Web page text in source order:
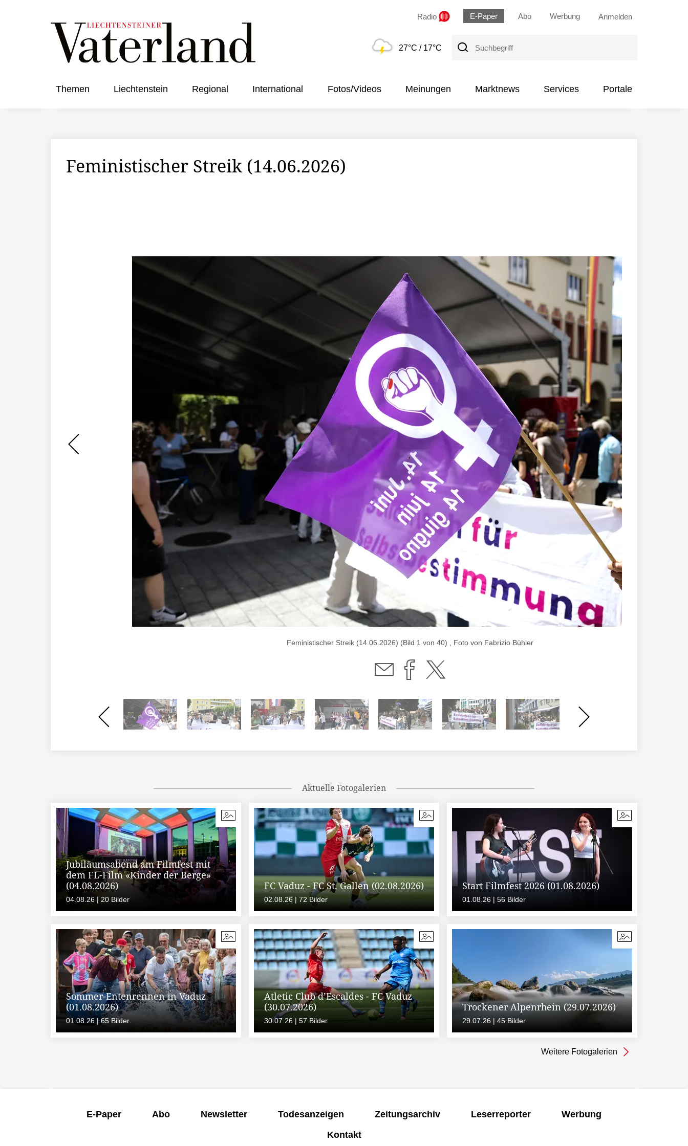
Radio E-Paper Abo Werbung Anmelden
27°C / 17°C
Suchbegriff
Themen Liechtenstein Regional International Fotos/Videos Meinungen Marktnews Services Portale
Feministischer Streik (14.06.2026)
Feministischer Streik (14.06.2026) (Bild 1 von 40) , Foto von Fabrizio Bühler
Aktuelle Fotogalerien
Jubiläumsabend am Filmfest mit
dem FL-Film «Kinder der Berge»
(04.08.2026)
04.08.26 | 20 Bilder
FC Vaduz - FC St. Gallen (02.08.2026)
02.08.26 | 72 Bilder
Start Filmfest 2026 (01.08.2026)
01.08.26 | 56 Bilder
Sommer-Entenrennen in Vaduz
(01.08.2026)
01.08.26 | 65 Bilder
Atletic Club d’Escaldes - FC Vaduz
(30.07.2026)
30.07.26 | 57 Bilder
Trockener Alpenrhein (29.07.2026)
29.07.26 | 45 Bilder
Weitere Fotogalerien
E-Paper Abo Newsletter Todesanzeigen Zeitungsarchiv Leserreporter
Werbung
Kontakt